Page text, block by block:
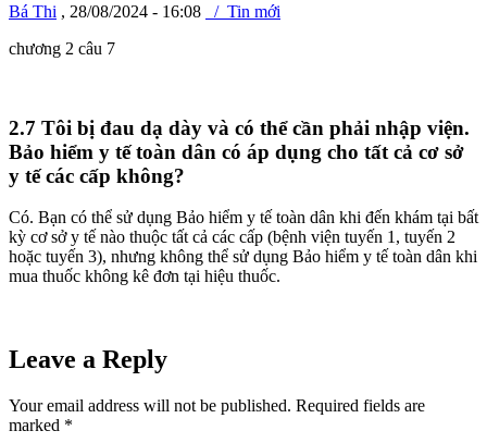
Bá Thi , 28/08/2024 - 16:08
/ Tin mới
chương 2 câu 7
2.7 Tôi bị đau dạ dày và có thể cần phải nhập viện.
Bảo hiểm y tế toàn dân có áp dụng cho tất cả cơ sở
y tế các cấp không?
Có. Bạn có thể sử dụng Bảo hiểm y tế toàn dân khi đến khám tại bất
kỳ cơ sở y tế nào thuộc tất cả các cấp (bệnh viện tuyến 1, tuyến 2
hoặc tuyến 3), nhưng không thể sử dụng Bảo hiểm y tế toàn dân khi
mua thuốc không kê đơn tại hiệu thuốc.
Leave a Reply
Your email address will not be published. Required fields are
marked *